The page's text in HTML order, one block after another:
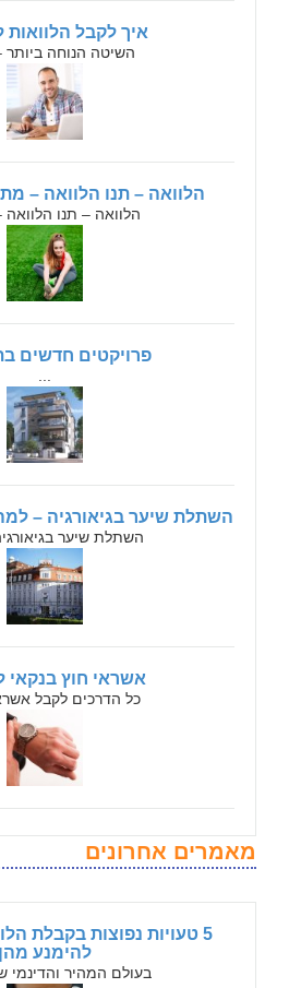
איך לקבל הלוואות
השיטה הנוחה ביותר
הלוואה – תנו הלוואה –
הלוואה – תנו הלוואה
פרויקטים חדשים
השתלת שיער בגיאורגיה –
השתלת שיער
אשראי חוץ בנקאי
כל הדרכים לקבל
מאמרים אחרונים
5 טעויות נפוצות בקבלת
להימנע מהן
בעולם המהיר והדינמי